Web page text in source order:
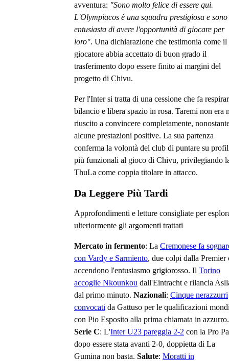
avventura: "Sono molto felice di essere qui.
L'Olympiacos è una squadra prestigiosa e sono
entusiasta di avere l'opportunità di giocare per
loro". Una dichiarazione che testimonia come il
giocatore abbia accettato di buon grado il
trasferimento dopo essere finito ai margini del
progetto di Chivu.
Per l'Inter si tratta di una cessione che fa
bilancio e libera spazio in rosa. Taremi non era
riuscito a convincere completamente,
alcune prestazioni positive. La sua partenza
conferma la volontà del club di puntare su
più funzionali al gioco di Chivu, privilegiando
ThuLa come coppia titolare in attacco.
Da Leggere Più Tardi
Approfondimenti e letture consigliate per
ulteriormente gli argomenti trattati
Mercato in fermento: La Cremonese fa
con Vardy e Sarmiento, due colpi dalla Premier
accendono l'entusiasmo grigiorosso. Il Torino
accoglie Nkounkou dall'Eintracht e rilancia
dal primo minuto. Nazionali: Cinque nerazzurri
convocati da Gattuso per le qualificazioni
con Pio Esposito alla prima chiamata in azzurro.
Serie C: L'Inter U23 pareggia 2-2 con la Pro
dopo essere stata avanti 2-0, doppietta di La
Gumina non basta. Salute: Moratti in